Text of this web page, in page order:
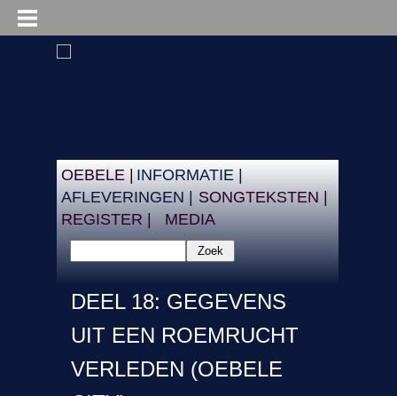
DEEL 18: GEGEVENS
UIT EEN ROEMRUCHT
VERLEDEN (OEBELE
Zoek
REGISTER |
SONGTEKSTEN |
MEDIA
INFORMATIE |
AFLEVERINGEN |
OEBELE |